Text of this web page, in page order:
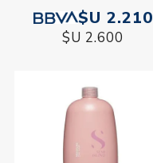
$U 2.210
$U 2.600